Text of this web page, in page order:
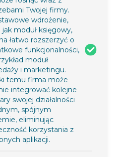
Twojej firmy.
wdrożenie,
jak moduł księgowy,
łatwo rozszerzyć o
funkcjonalności,
moduł
i marketingu.
temu firma może
integrować kolejne
swojej działalności
spójnym
eliminując
korzystania z
aplikacji.